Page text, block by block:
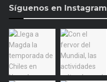
Síguenos en Instagram